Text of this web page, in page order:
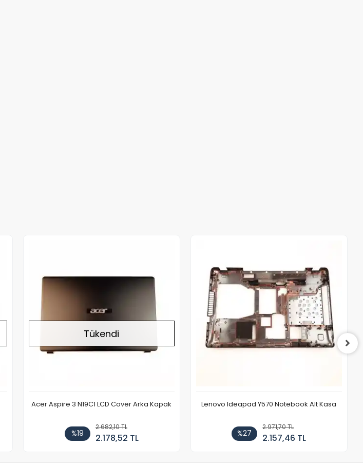
Tükendi
Acer Aspire 3 N19C1 LCD Cover Arka Kapak
%19
2.682,10 TL
2.178,52 TL
Lenovo Ideapad Y570 Notebook Alt Kasa
%27
2.971,70 TL
2.157,46 TL